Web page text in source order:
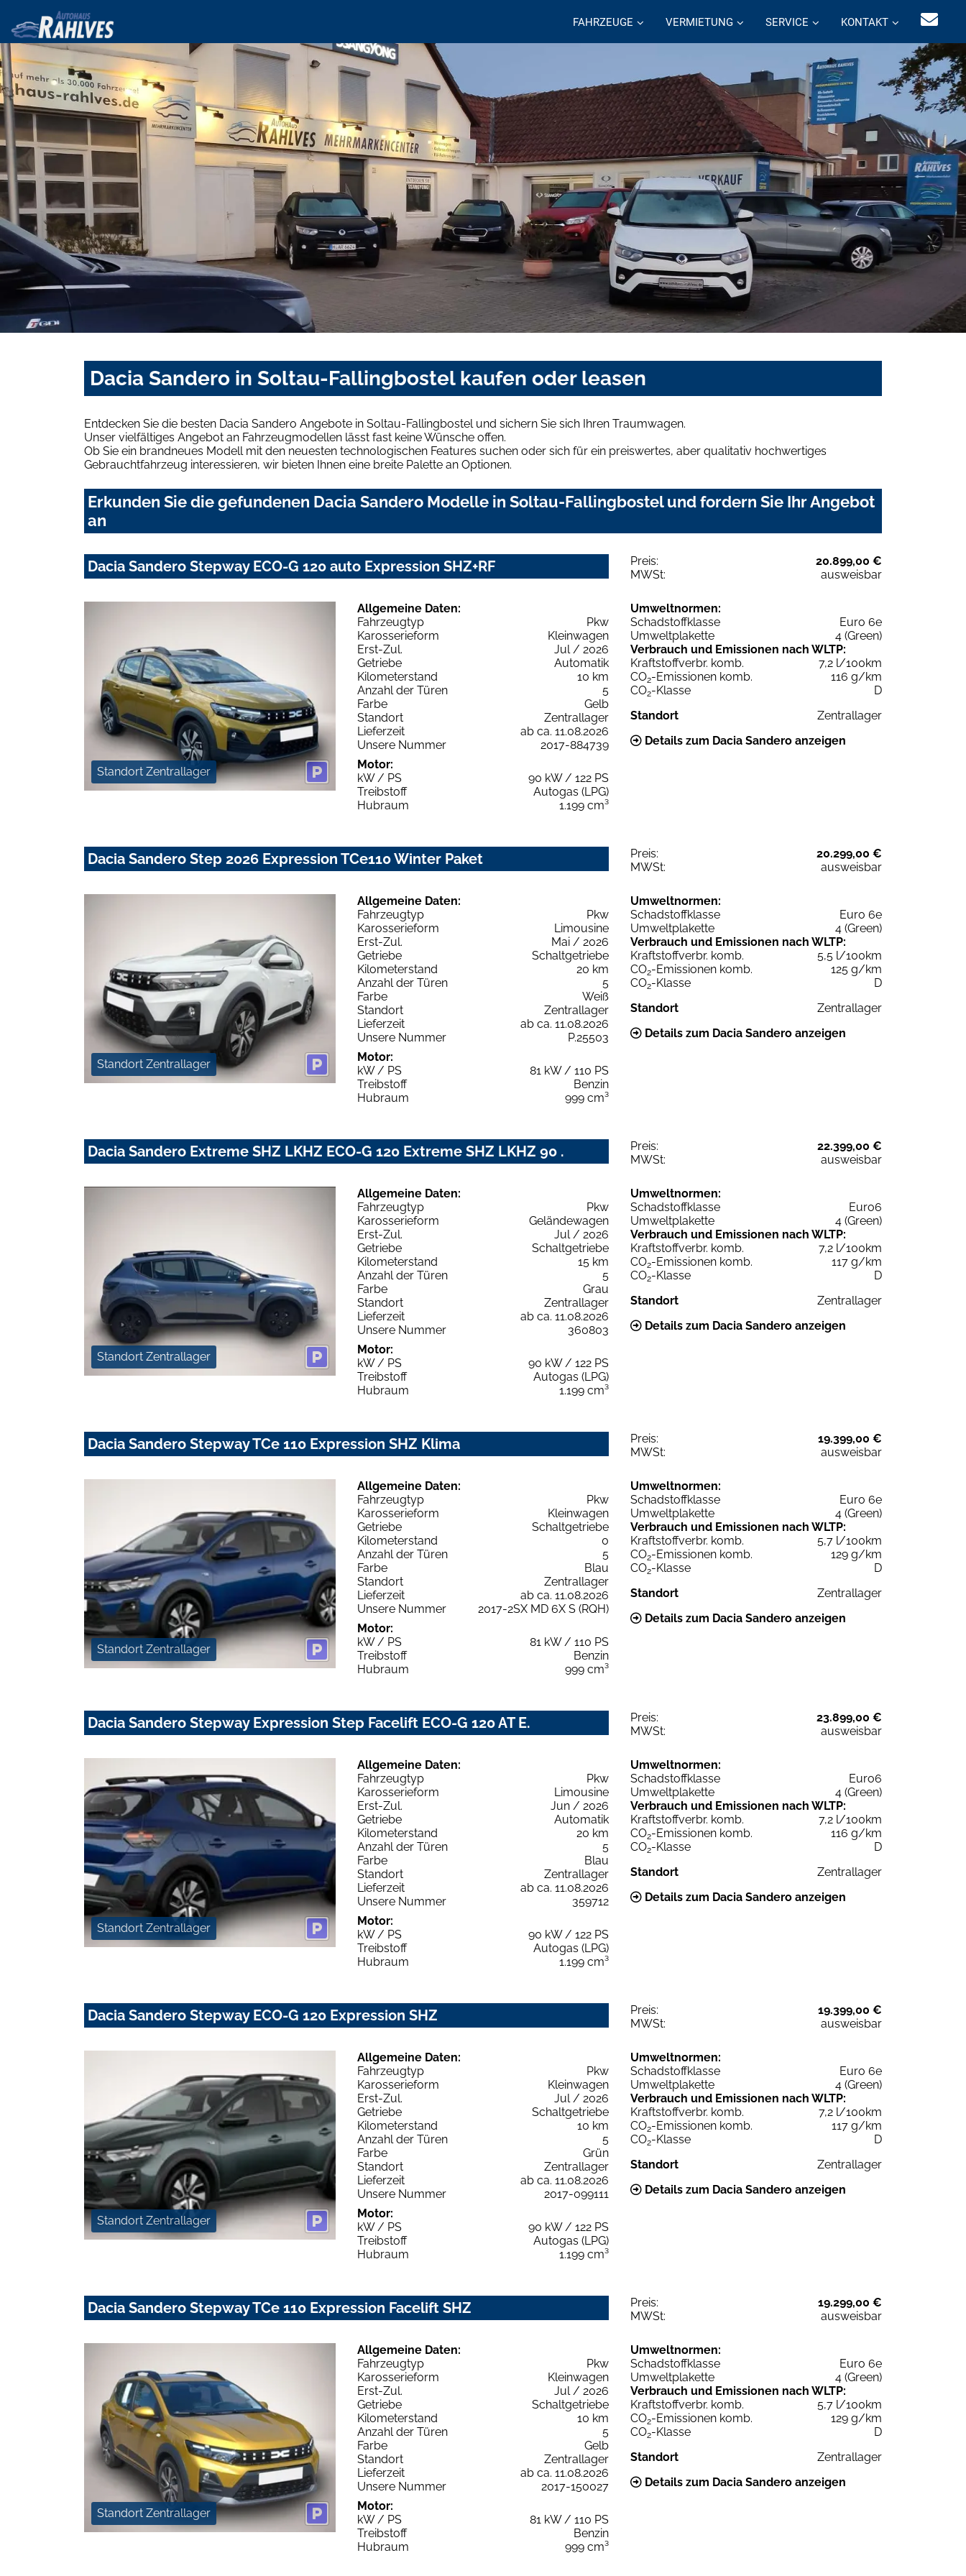
FAHRZEUGE VERMIETUNG SERVICE KONTAKT
Dacia Sandero in Soltau-Fallingbostel kaufen oder leasen
Entdecken Sie die besten Dacia Sandero Angebote in Soltau-Fallingbostel und sichern Sie sich Ihren Traumwagen.
Unser vielfältiges Angebot an Fahrzeugmodellen lässt fast keine Wünsche offen.
Ob Sie ein brandneues Modell mit den neuesten technologischen Features suchen oder sich für ein preiswertes, aber qualitativ hochwertiges
Gebrauchtfahrzeug interessieren, wir bieten Ihnen eine breite Palette an Optionen.
Erkunden Sie die gefundenen Dacia Sandero Modelle in Soltau-Fallingbostel und fordern Sie Ihr Angebot
an
Dacia Sandero Stepway ECO-G 120 auto Expression SHZ+RF Preis:
20.899,00 €
MWSt:
ausweisbar
Standort Zentrallager
Allgemeine Daten:
Fahrzeugtyp
Pkw
Karosserieform
Kleinwagen
Erst-Zul.
Jul / 2026
Getriebe
Automatik
Kilometerstand
10 km
Anzahl der Türen
5
Farbe
Gelb
Standort
Zentrallager
Lieferzeit
ab ca. 11.08.2026
Unsere Nummer
2017-884739
Motor:
kW / PS
90 kW / 122 PS
Treibstoff
Autogas (LPG)
Hubraum
1.199 cm³
Umweltnormen:
Schadstoffklasse
Euro 6e
Umweltplakette
4 (Green)
Verbrauch und Emissionen nach WLTP:
Kraftstoffverbr. komb.
7,2 l/100km
CO2-Emissionen komb.
116 g/km
CO2-Klasse
D
Standort
Zentrallager
Details zum Dacia Sandero anzeigen
Dacia Sandero Step 2026 Expression TCe110 Winter Paket Preis:
20.299,00 €
MWSt:
ausweisbar
Standort Zentrallager
Allgemeine Daten:
Fahrzeugtyp
Pkw
Karosserieform
Limousine
Erst-Zul.
Mai / 2026
Getriebe
Schaltgetriebe
Kilometerstand
20 km
Anzahl der Türen
5
Farbe
Weiß
Standort
Zentrallager
Lieferzeit
ab ca. 11.08.2026
Unsere Nummer
P.25503
Motor:
kW / PS
81 kW / 110 PS
Treibstoff
Benzin
Hubraum
999 cm³
Umweltnormen:
Schadstoffklasse
Euro 6e
Umweltplakette
4 (Green)
Verbrauch und Emissionen nach WLTP:
Kraftstoffverbr. komb.
5,5 l/100km
CO2-Emissionen komb.
125 g/km
CO2-Klasse
D
Standort
Zentrallager
Details zum Dacia Sandero anzeigen
Dacia Sandero Extreme SHZ LKHZ ECO-G 120 Extreme SHZ LKHZ 90 . Preis:
22.399,00 €
MWSt:
ausweisbar
Standort Zentrallager
Allgemeine Daten:
Fahrzeugtyp
Pkw
Karosserieform
Geländewagen
Erst-Zul.
Jul / 2026
Getriebe
Schaltgetriebe
Kilometerstand
15 km
Anzahl der Türen
5
Farbe
Grau
Standort
Zentrallager
Lieferzeit
ab ca. 11.08.2026
Unsere Nummer
360803
Motor:
kW / PS
90 kW / 122 PS
Treibstoff
Autogas (LPG)
Hubraum
1.199 cm³
Umweltnormen:
Schadstoffklasse
Euro6
Umweltplakette
4 (Green)
Verbrauch und Emissionen nach WLTP:
Kraftstoffverbr. komb.
7,2 l/100km
CO2-Emissionen komb.
117 g/km
CO2-Klasse
D
Standort
Zentrallager
Details zum Dacia Sandero anzeigen
Dacia Sandero Stepway TCe 110 Expression SHZ Klima Preis:
19.399,00 €
MWSt:
ausweisbar
Standort Zentrallager
Allgemeine Daten:
Fahrzeugtyp
Pkw
Karosserieform
Kleinwagen
Getriebe
Schaltgetriebe
Kilometerstand
0
Anzahl der Türen
5
Farbe
Blau
Standort
Zentrallager
Lieferzeit
ab ca. 11.08.2026
Unsere Nummer
2017-2SX MD 6X S (RQH)
Motor:
kW / PS
81 kW / 110 PS
Treibstoff
Benzin
Hubraum
999 cm³
Umweltnormen:
Schadstoffklasse
Euro 6e
Umweltplakette
4 (Green)
Verbrauch und Emissionen nach WLTP:
Kraftstoffverbr. komb.
5,7 l/100km
CO2-Emissionen komb.
129 g/km
CO2-Klasse
D
Standort
Zentrallager
Details zum Dacia Sandero anzeigen
Dacia Sandero Stepway Expression Step Facelift ECO-G 120 AT E. Preis:
23.899,00 €
MWSt:
ausweisbar
Standort Zentrallager
Allgemeine Daten:
Fahrzeugtyp
Pkw
Karosserieform
Limousine
Erst-Zul.
Jun / 2026
Getriebe
Automatik
Kilometerstand
20 km
Anzahl der Türen
5
Farbe
Blau
Standort
Zentrallager
Lieferzeit
ab ca. 11.08.2026
Unsere Nummer
359712
Motor:
kW / PS
90 kW / 122 PS
Treibstoff
Autogas (LPG)
Hubraum
1.199 cm³
Umweltnormen:
Schadstoffklasse
Euro6
Umweltplakette
4 (Green)
Verbrauch und Emissionen nach WLTP:
Kraftstoffverbr. komb.
7,2 l/100km
CO2-Emissionen komb.
116 g/km
CO2-Klasse
D
Standort
Zentrallager
Details zum Dacia Sandero anzeigen
Dacia Sandero Stepway ECO-G 120 Expression SHZ Preis:
19.399,00 €
MWSt:
ausweisbar
Standort Zentrallager
Allgemeine Daten:
Fahrzeugtyp
Pkw
Karosserieform
Kleinwagen
Erst-Zul.
Jul / 2026
Getriebe
Schaltgetriebe
Kilometerstand
10 km
Anzahl der Türen
5
Farbe
Grün
Standort
Zentrallager
Lieferzeit
ab ca. 11.08.2026
Unsere Nummer
2017-099111
Motor:
kW / PS
90 kW / 122 PS
Treibstoff
Autogas (LPG)
Hubraum
1.199 cm³
Umweltnormen:
Schadstoffklasse
Euro 6e
Umweltplakette
4 (Green)
Verbrauch und Emissionen nach WLTP:
Kraftstoffverbr. komb.
7,2 l/100km
CO2-Emissionen komb.
117 g/km
CO2-Klasse
D
Standort
Zentrallager
Details zum Dacia Sandero anzeigen
Dacia Sandero Stepway TCe 110 Expression Facelift SHZ Preis:
19.299,00 €
MWSt:
ausweisbar
Standort Zentrallager
Allgemeine Daten:
Fahrzeugtyp
Pkw
Karosserieform
Kleinwagen
Erst-Zul.
Jul / 2026
Getriebe
Schaltgetriebe
Kilometerstand
10 km
Anzahl der Türen
5
Farbe
Gelb
Standort
Zentrallager
Lieferzeit
ab ca. 11.08.2026
Unsere Nummer
2017-150027
Motor:
kW / PS
81 kW / 110 PS
Treibstoff
Benzin
Hubraum
999 cm³
Umweltnormen:
Schadstoffklasse
Euro 6e
Umweltplakette
4 (Green)
Verbrauch und Emissionen nach WLTP:
Kraftstoffverbr. komb.
5,7 l/100km
CO2-Emissionen komb.
129 g/km
CO2-Klasse
D
Standort
Zentrallager
Details zum Dacia Sandero anzeigen